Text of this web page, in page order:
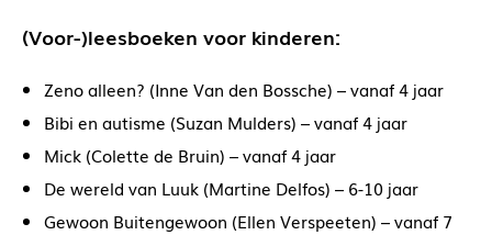
(Voor-)leesboeken voor kinderen:
Zeno alleen? (Inne Van den Bossche) – vanaf 4 jaar
Bibi en autisme (Suzan Mulders) – vanaf 4 jaar
Mick (Colette de Bruin) – vanaf 4 jaar
De wereld van Luuk (Martine Delfos) – 6-10 jaar
Gewoon Buitengewoon (Ellen Verspeeten) – vanaf 7